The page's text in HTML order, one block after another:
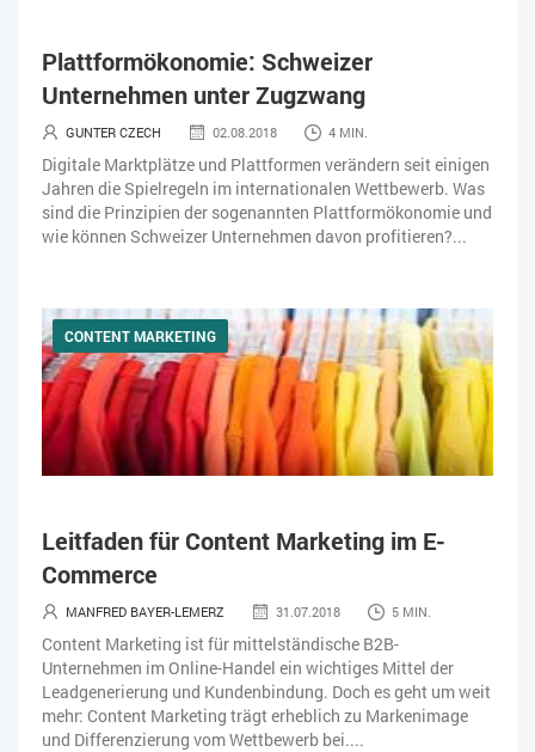
Plattformökonomie: Schweizer
Unternehmen unter Zugzwang
GUNTER CZECH 02.08.2018 4 MIN.
Digitale Marktplätze und Plattformen verändern seit einigen
Jahren die Spielregeln im internationalen Wettbewerb. Was
sind die Prinzipien der sogenannten Plattformökonomie und
wie können Schweizer Unternehmen davon profitieren?...
CONTENT MARKETING
Leitfaden für Content Marketing im E-
Commerce
MANFRED BAYER-LEMERZ 31.07.2018 5 MIN.
Content Marketing ist für mittelständische B2B-
Unternehmen im Online-Handel ein wichtiges Mittel der
Leadgenerierung und Kundenbindung. Doch es geht um weit
mehr: Content Marketing trägt erheblich zu Markenimage
und Differenzierung vom Wettbewerb bei....